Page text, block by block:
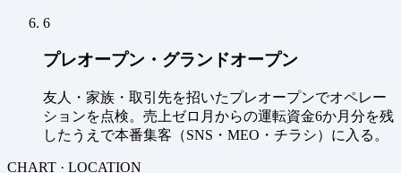
6
プレオープン・グランドオープン
友人・家族・取引先を招いたプレオープンでオペレー
ションを点検。売上ゼロ月からの運転資金6か月分を残
したうえで本番集客（SNS・MEO・チラシ）に入る。
CHART · LOCATION